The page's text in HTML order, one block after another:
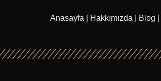
Anasayfa Hakkımızda Blog